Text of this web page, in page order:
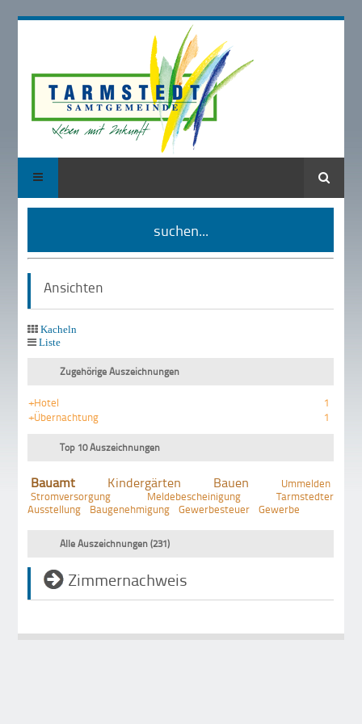
Suche
suchen...
Ansichten
Kacheln
Liste
Zugehörige Auszeichnungen
+Hotel
1
+Übernachtung
1
Top 10 Auszeichnungen
Bauamt Kindergärten Bauen
Ummelden
Stromversorgung
Meldebescheinigung
Tarmstedter
Ausstellung
Baugenehmigung Gewerbesteuer Gewerbe
Alle Auszeichnungen (231)
Zimmernachweis